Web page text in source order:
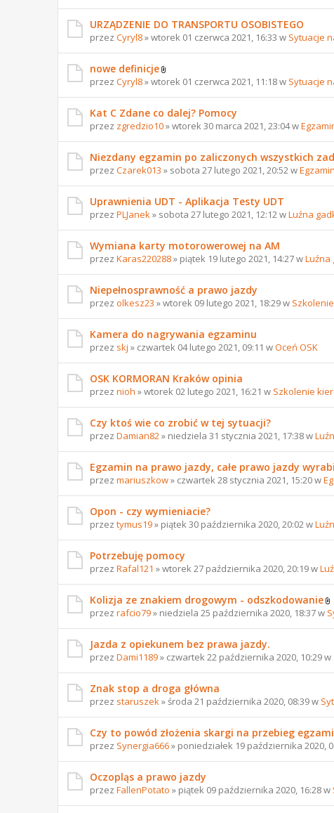
URZĄDZENIE DO TRANSPORTU OSOBISTEGO
przez Cyryl8» wtorek 01 czerwca 2021, 16:33 w Sytuacje
nowe definicje
przez Cyryl8» wtorek 01 czerwca 2021, 11:18 w Sytuacje
Kat C Zdane co dalej? Pomocy
przez zgredzio10» wtorek 30 marca 2021, 23:04 w
Niezdany egzamin po zaliczonych wszystkich
przez Czarek013 » sobota 27 lutego 2021, 20:52 w
Uprawnienia UDT - Aplikacja Testy UDT
przez PLJanek » sobota 27 lutego 2021, 12:12 wLuźna
Wymiana karty motorowerowej na AM
przez Karas220288» piątek 19 lutego 2021, 14:27 wLuźna
Niepełnosprawność a prawo jazdy
przez olkesz23 » wtorek 09 lutego 2021, 18:29 w
Kamera do nagrywania egzaminu
przez skj » czwartek 04 lutego 2021, 09:11 wOceń OSK
OSK KORMORAN Kraków opinia
przez nioh » wtorek 02 lutego 2021, 16:21 w Szkolenie
Czy ktoś wie co zrobić w tej sytuacji?
przez Damian82 » niedziela 31 stycznia 2021, 17:38 w
Egzamin na prawo jazdy, całe prawo jazdy
przez mariuszkow» czwartek 28 stycznia 2021, 15:20 w
Opon - czy wymieniacie?
przez tymus19» piątek 30 października 2020, 20:02 w
Potrzebuję pomocy
przez Rafal121 » wtorek 27 października 2020, 20:19 w
Kolizja ze znakiem drogowym - odszkodowanie
przez rafcio79» niedziela 25 października 2020, 18:37 w
Jazda z opiekunem bez prawa jazdy.
przez Dami1189» czwartek 22 października 2020, 10:29 w
Znak stop a droga główna
przez staruszek » środa 21 października 2020, 08:39 w
Czy to powód złożenia skargi na przebieg
przez Synergia666» poniedziałek 19 października 2020,
Oczopląs a prawo jazdy
przez FallenPotato » piątek 09 października 2020, 16:28 w